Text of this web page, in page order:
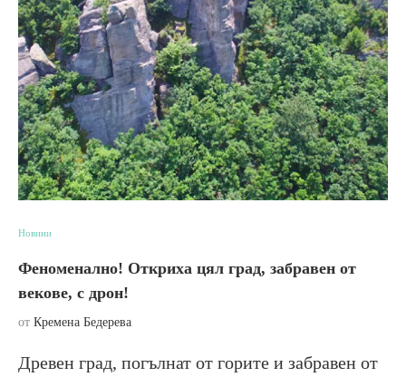
Новини
Феноменално! Откриха цял град, забравен от
векове, с дрон!
от Кремена Бедерева
Древен град, погълнат от горите и забравен от